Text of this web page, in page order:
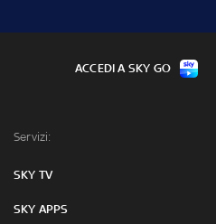
Servizi:
SKY TV
SKY APPS
ACCEDI A SKY GO